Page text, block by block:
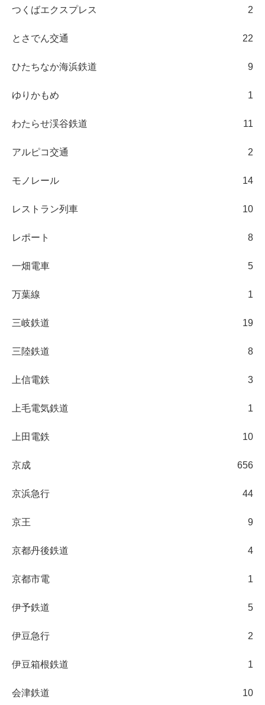
つくばエクスプレス 2
とさでん交通 22
ひたちなか海浜鉄道 9
ゆりかもめ 1
わたらせ渓谷鉄道 11
アルピコ交通 2
モノレール 14
レストラン列車 10
レポート 8
一畑電車 5
万葉線 1
三岐鉄道 19
三陸鉄道 8
上信電鉄 3
上毛電気鉄道 1
上田電鉄 10
京成 656
京浜急行 44
京王 9
京都丹後鉄道 4
京都市電 1
伊予鉄道 5
伊豆急行 2
伊豆箱根鉄道 1
会津鉄道 10